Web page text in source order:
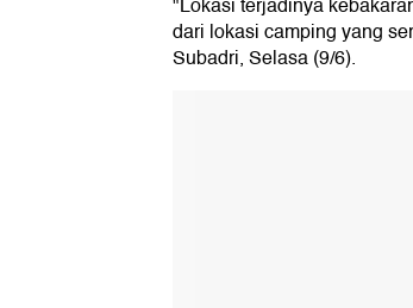
"Lokasi terjadinya
dari lokasi camping yang
Subadri, Selasa (9/6).